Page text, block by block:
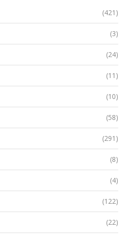
(421)
(3)
(24)
(11)
(10)
(58)
(291)
(8)
(4)
(122)
(22)